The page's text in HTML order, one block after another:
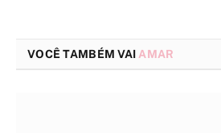
VOCÊ TAMBÉM VAI AMAR